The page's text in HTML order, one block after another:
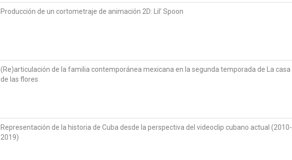
Producción de un cortometraje de animación 2D: Lil’ Spoon
(Re)articulación de la familia contemporánea mexicana en la segunda temporada de La casa
de las flores
Representación de la historia de Cuba desde la perspectiva del videoclip cubano actual (2010-
2019)